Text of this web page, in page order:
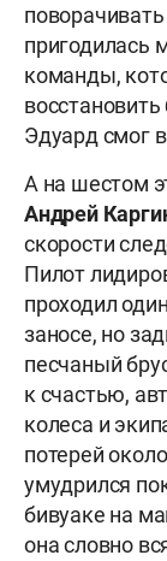
пригодилась
команды,
Эдуард смог
А на шестом
Андрей
скорости
Пилот
проходил
заносе, но
песчаный
к счастью,
колеса и
потерей
умудрился
бивуаке на
она словно